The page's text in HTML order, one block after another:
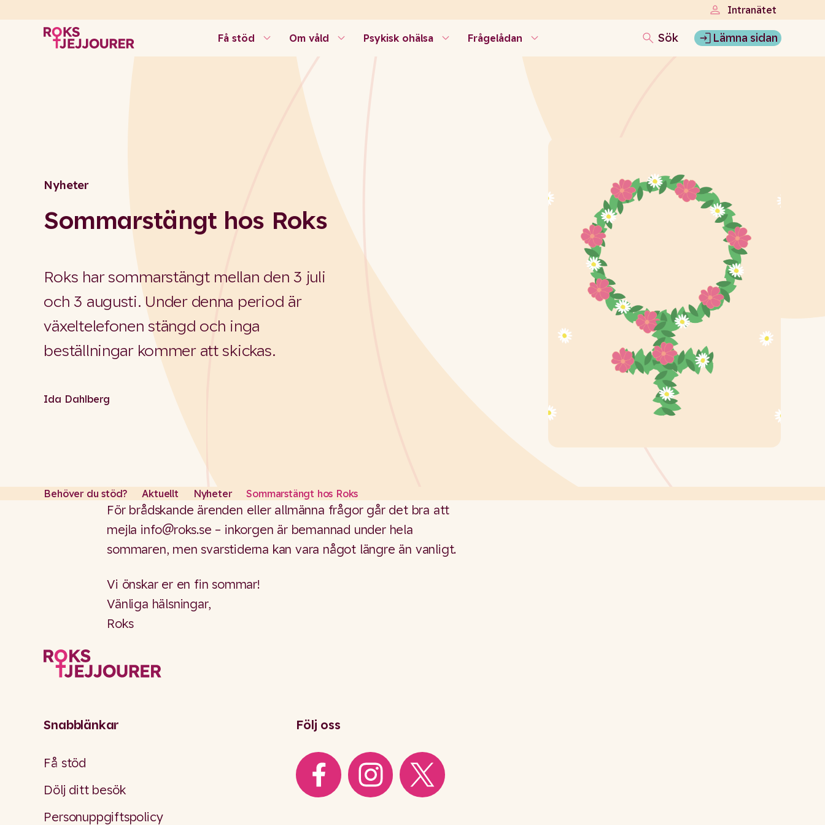
Få stöd Om våld Psykisk ohälsa Frågelådan Sök Lämna sidan
Intranätet
Nyheter
Sommarstängt hos Roks
Roks har sommarstängt mellan den 3 juli
och 3 augusti. Under denna period är
växeltelefonen stängd och inga
beställningar kommer att skickas.
Ida Dahlberg
Behöver du stöd? Aktuellt Nyheter Sommarstängt hos Roks
För brådskande ärenden eller allmänna frågor går det bra att
mejla info@roks.se – inkorgen är bemannad under hela
sommaren, men svarstiderna kan vara något längre än vanligt.
Vi önskar er en fin sommar!
Vänliga hälsningar,
Roks
Snabblänkar
Få stöd
Dölj ditt besök
Personuppgiftspolicy
Följ oss